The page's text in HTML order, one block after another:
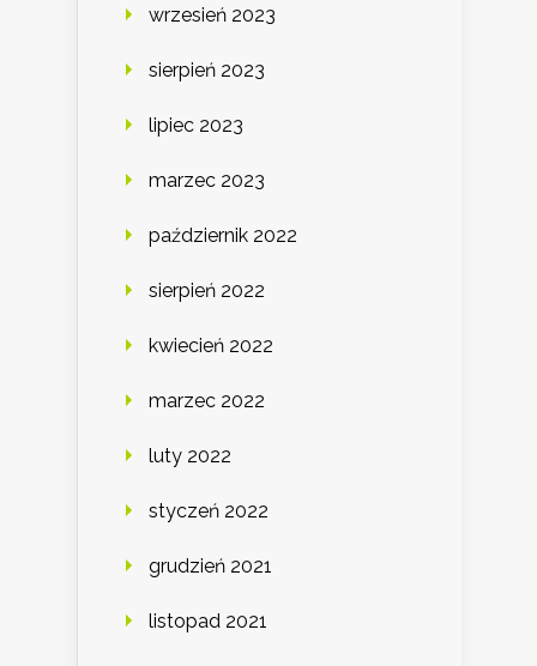
wrzesień 2023
sierpień 2023
lipiec 2023
marzec 2023
październik 2022
sierpień 2022
kwiecień 2022
marzec 2022
luty 2022
styczeń 2022
grudzień 2021
listopad 2021